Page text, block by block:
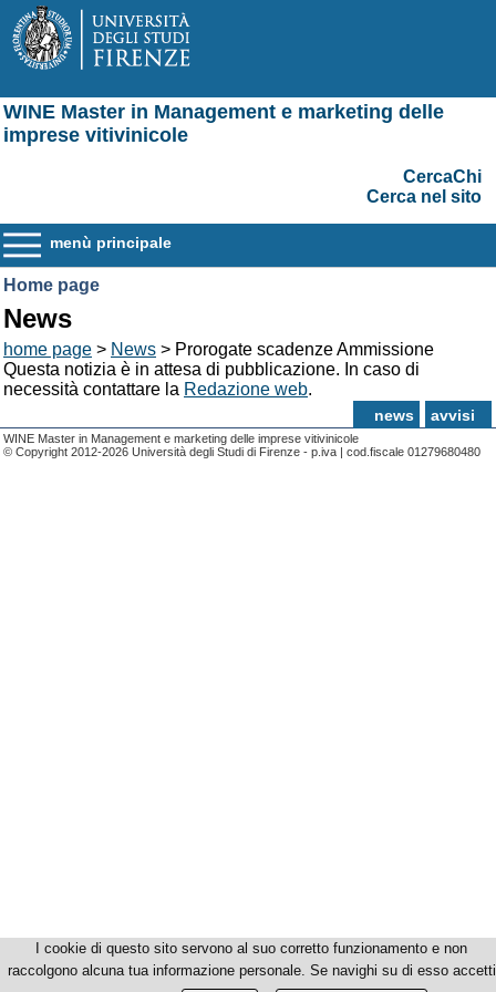
WINE Master in Management e marketing delle
imprese vitivinicole
CercaChi
Cerca nel sito
menù principale
Home page
News
home page > News > Prorogate scadenze Ammissione
Questa notizia è in attesa di pubblicazione. In caso di
necessità contattare la Redazione web.
news avvisi
WINE Master in Management e marketing delle imprese vitivinicole
© Copyright 2012-2026 Università degli Studi di Firenze - p.iva | cod.fiscale 01279680480
I cookie di questo sito servono al suo corretto funzionamento e non
raccolgono alcuna tua informazione personale. Se navighi su di esso accetti